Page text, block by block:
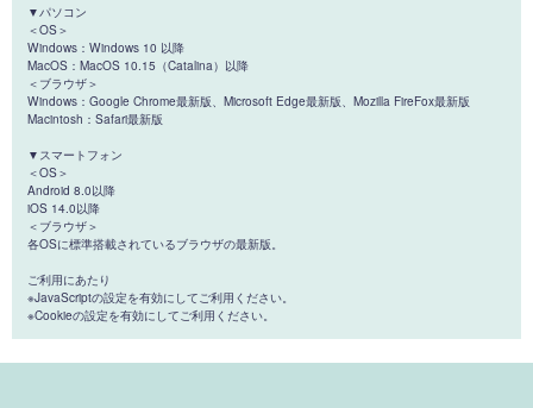
▼パソコン
＜OS＞
Windows：Windows 10 以降
MacOS：MacOS 10.15（Catalina）以降
＜ブラウザ＞
Windows：Google Chrome最新版、Microsoft Edge最新版、Mozilla FireFox最新版
Macintosh：Safari最新版
▼スマートフォン
＜OS＞
Android 8.0以降
iOS 14.0以降
＜ブラウザ＞
各OSに標準搭載されているブラウザの最新版。
ご利用にあたり
※JavaScriptの設定を有効にしてご利用ください。
※Cookieの設定を有効にしてご利用ください。